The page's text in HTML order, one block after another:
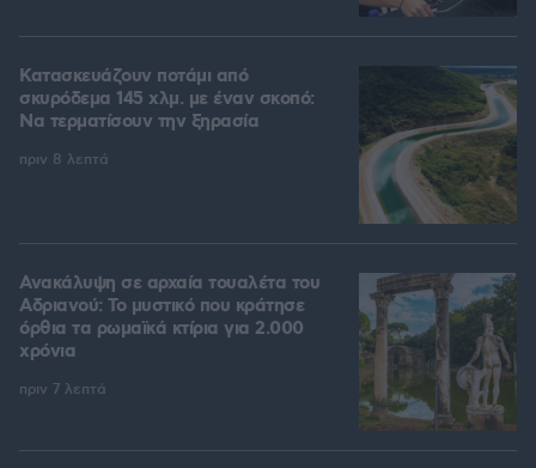
Κατασκευάζουν ποτάμι από
σκυρόδεμα 145 χλμ. με έναν σκοπό:
Να τερματίσουν την ξηρασία
πριν 8 λεπτά
Ανακάλυψη σε αρχαία τουαλέτα του
Αδριανού: Το μυστικό που κράτησε
όρθια τα ρωμαϊκά κτίρια για 2.000
χρόνια
πριν 7 λεπτά